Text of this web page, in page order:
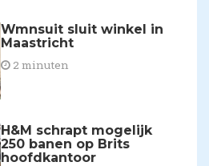
Wmnsuit sluit winkel in
Maastricht
2 minuten
H&M schrapt mogelijk
250 banen op Brits
hoofdkantoor